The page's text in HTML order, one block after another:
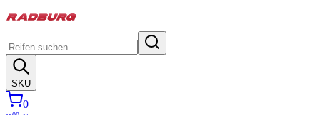
SKU
0